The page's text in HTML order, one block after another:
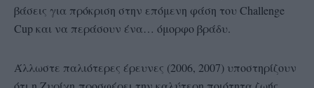
βάσεις για πρόκριση στην επόμενη φάση του Challenge
Cup και να περάσουν ένα… όμορφο βράδυ.
Άλλωστε παλιότερες έρευνες (2006, 2007) υποστηρίζουν